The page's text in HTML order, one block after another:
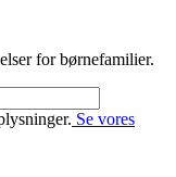
for børnefamilier.
Se vores